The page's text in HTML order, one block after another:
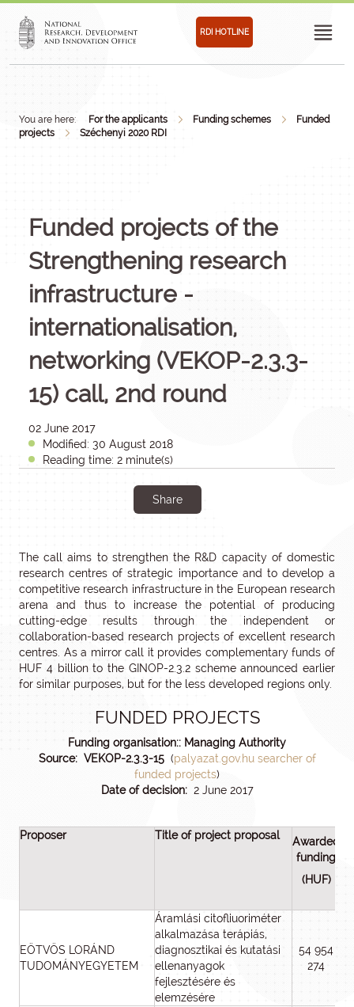
RDI HOTLINE
You are here: For the applicants Funding schemes
Funded
projects
Széchenyi 2020 RDI
Funded projects of the
Strengthening research
infrastructure -
internationalisation,
networking (VEKOP-2.3.3-
15) call, 2nd round
02 June 2017
Modified: 30 August 2018
Reading time: 2 minute(s)
Share
The call aims to strengthen the R&D capacity of domestic
research centres of strategic importance and to develop a
competitive research infrastructure in the European research
arena and thus to increase the potential of producing
cutting-edge results through the independent or
collaboration-based research projects of excellent research
centres. As a mirror call it provides complementary funds of
HUF 4 billion to the GINOP-2.3.2 scheme announced earlier
for similar purposes, but for the less developed regions only.
FUNDED PROJECTS
Funding organisation:: Managing Authority
Source: VEKOP-2.3.3-15(palyazat.gov.hu searcher of
funded projects)
Date of decision: 2 June 2017
Proposer Title of project proposal
Awarded
funding
(HUF)
EÖTVÖS LORÁND
TUDOMÁNYEGYETEM
Áramlási citofliuoriméter
alkalmazása terápiás,
diagnosztikai és kutatási
ellenanyagok
fejlesztésére és
elemzésére
54 954
274